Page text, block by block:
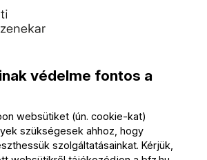
zenekarunkkal kapcsolatos hírekről
védelme fontos a
websütiket (ún. cookie-kat)
szükségesek ahhoz, hogy
szolgáltatásainkat. Kérjük,